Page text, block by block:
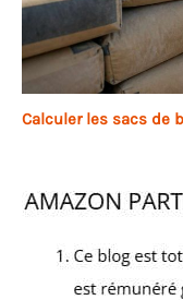
Calculer les sacs de